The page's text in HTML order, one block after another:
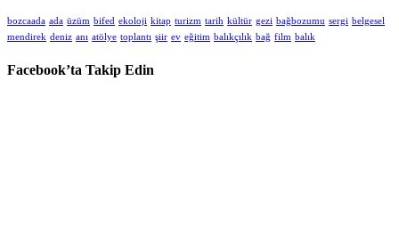
bozcaada ada üzüm bifed ekoloji kitap turizm tarih kültür gezi bağbozumu sergi belgesel
mendirek deniz anı atölye toplantı şiir ev eğitim balıkçılık bağ film balık
Facebook’ta Takip Edin